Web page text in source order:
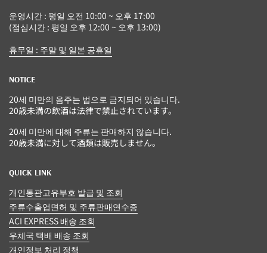
운영시간 : 평일 오전 10:00 ~ 오후 17:00
(점심시간 : 평일 오후 12:00 ~ 오후 13:00)
휴무일 : 주말 및 일본 공휴일
NOTICE
20세 미만의 음주는 법으로 금지되어 있습니다.
20歳未満の飲酒は法律で禁止されています。
20세 미만에 대해 주류는 판매하지 않습니다.
20歳未満に対して酒類は販売しません。
QUICK LINK
개인통관고유부호 발급 및 조회
주류수출업면허 및 주류판매연수증
ACI EXPRESS 배송 조회
우체국 택배 배송 조회
개인정보 처리 정책